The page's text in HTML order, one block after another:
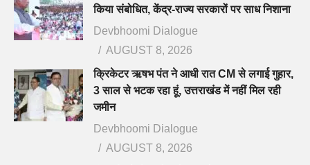
किया संबोधित, केंद्र-राज्य सरकारों पर साध निशाना
Devbhoomi Dialogue
AUGUST 8, 2026
क्रिकेटर ऋषभ पंत ने आधी रात CM से लगाई गुहार,
3 साल से भटक रहा हूं, उत्तराखंड में नहीं मिल रही
जमीन
Devbhoomi Dialogue
AUGUST 8, 2026